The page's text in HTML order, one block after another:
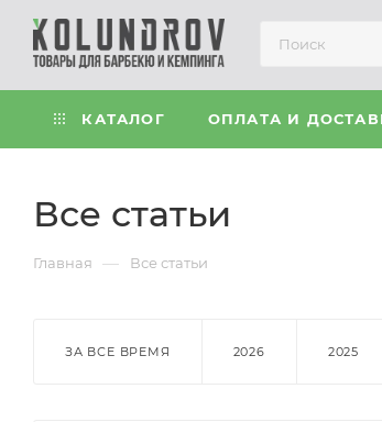
КАТАЛОГ ОПЛАТА И
Все статьи
Главная — Все статьи
ЗА ВСЕ ВРЕМЯ 2026 2025